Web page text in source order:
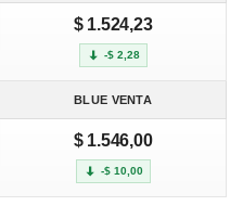
$ 1.524,23
-$ 2,28
BLUE VENTA
$ 1.546,00
-$ 10,00